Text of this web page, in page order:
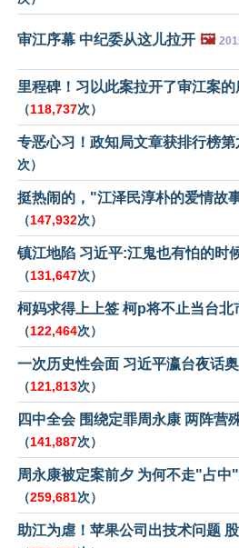
审江序幕 中纪委从这儿拉开 🖼️
里程碑！习以此案拉开了审江案的
（118,737次）
专恶心习！政知局文章获排行榜第
次）
挺热闹的，"江泽民淳朴的爱情故
（147,932次）
镇江地陷 习近平:江鬼也有怕的时
（131,647次）
柯妈求得上上签 柯p将不止当台北
（122,464次）
一次历史性会面 习近平瀛台夜话
（121,813次）
四中全会 围绕定罪周永康 两阵营
（141,887次）
周永康被定案前夕 为何不走"占中
（259,681次）
助江为虐！苹果公司出技术问题